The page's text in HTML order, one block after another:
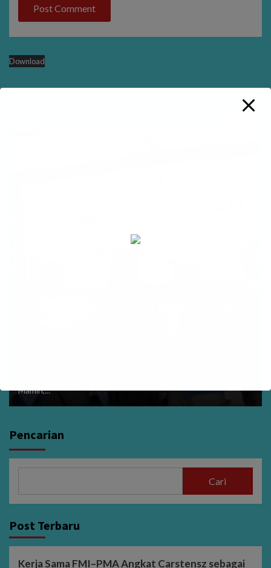
Download
Mamiri,...
Pencarian
Cari
Post Terbaru
Kerja Sama FMI–PMA Angkat Carstensz sebagai